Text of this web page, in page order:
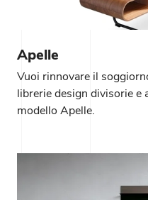
Apelle
Vuoi rinnovare il
librerie design divisorie e
modello Apelle.